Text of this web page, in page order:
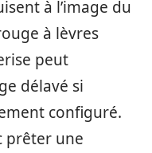
à l’image du
à lèvres
peut
délavé si
configuré.
prêter une